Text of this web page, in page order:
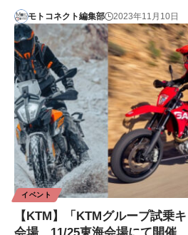
モトコネクト編集部 2023年11月10日
イベント
【KTM】「KTMグループ試乗
会場、11/25東海会場にて開催